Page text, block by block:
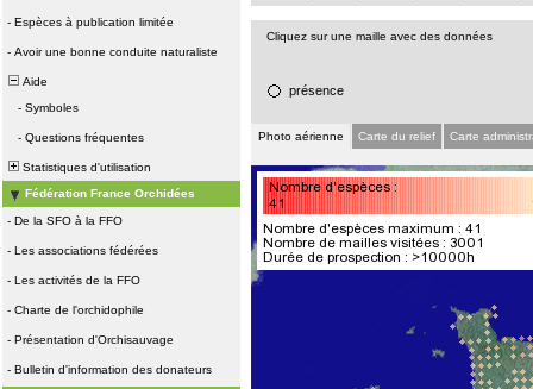
- Espèces à publication limitée
- Avoir une bonne conduite naturaliste
Aide
- Symboles
- Questions fréquentes
Statistiques d'utilisation
Fédération France Orchidées
- De la SFO à la FFO
- Les associations fédérées
- Les activités de la FFO
- Charte de l'orchidophile
- Présentation d'Orchisauvage
- Bulletin d'information des donateurs
Cliquez sur une maille avec des données
présence
Photo aérienne Carte du relief Carte